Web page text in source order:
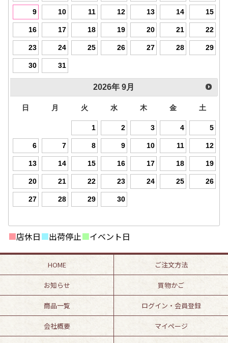
9 10 11 12 13 14 15
16 17 18 19 20 21 22
23 24 25 26 27 28 29
30 31
2026年 9月
日 月 火 水 木 金 土
1 2 3 4 5
6 7 8 9 10 11 12
13 14 15 16 17 18 19
20 21 22 23 24 25 26
27 28 29 30
■店休日■出荷停止■イベント日
HOME ご注文方法
お知らせ 買物かご
商品一覧 ログイン・会員登録
会社概要 マイページ